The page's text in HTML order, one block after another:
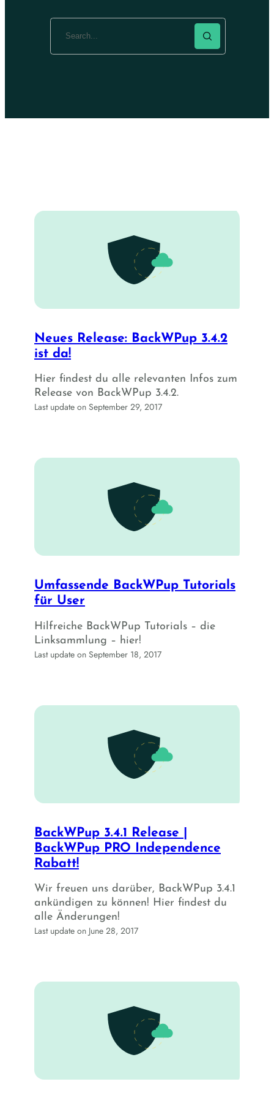
Search
Neues Release: BackWPup 3.4.2
ist da!
Hier findest du alle relevanten Infos zum
Release von BackWPup 3.4.2.
Last update on September 29, 2017
Umfassende BackWPup Tutorials
für User
Hilfreiche BackWPup Tutorials – die
Linksammlung – hier!
Last update on September 18, 2017
BackWPup 3.4.1 Release |
BackWPup PRO Independence
Rabatt!
Wir freuen uns darüber, BackWPup 3.4.1
ankündigen zu können! Hier findest du
alle Änderungen!
Last update on June 28, 2017